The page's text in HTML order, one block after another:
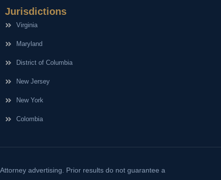
Jurisdictions
Virginia
Maryland
District of Columbia
New Jersey
New York
Colombia
Attorney advertising. Prior results do not guarantee a